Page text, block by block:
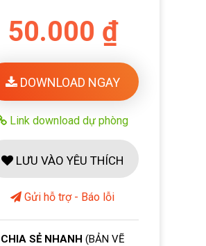
50.000 ₫
DOWNLOAD NGAY
Link download dự phòng
LƯU VÀO YÊU THÍCH
Gửi hỗ trợ - Báo lỗi
CHIA SẺ NHANH (BẢN VẼ